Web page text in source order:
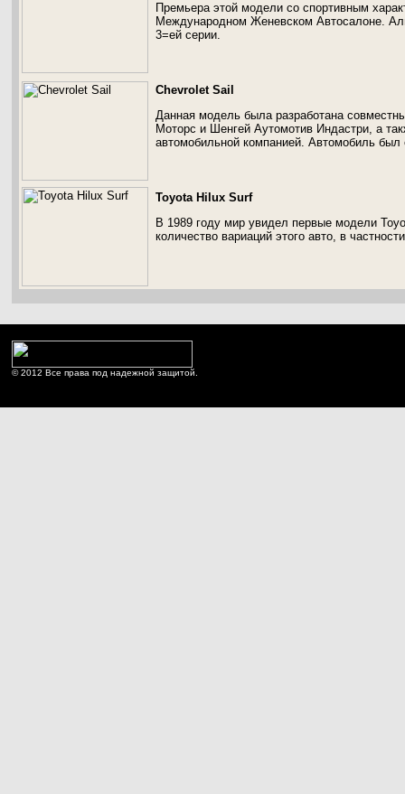
Премьера этой модели со спортивным
Международном Женевском Автосалоне.
3=ей серии.
Chevrolet Sail
Данная модель была разработана
Моторс и Шенгей Аутомотив Индастри, а
автомобильной компанией. Автомобиль
Toyota Hilux Surf
В 1989 году мир увидел первые модели
количество вариаций этого авто, в
© 2012 Все права под надежной защитой.